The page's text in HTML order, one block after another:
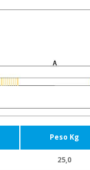
Peso Kg
25,0